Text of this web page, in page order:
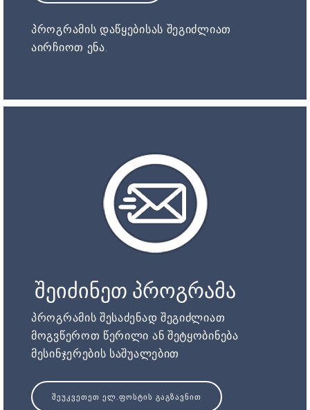
პროგრამის დაწყებისას შეგიძლიათ
აირჩიოთ ენა.
შეიძინეთ პროგრამა
პროგრამის შესაძენად შეგიძლიათ
მოგვწეროთ წერილი ან შეტყობინება
მესინჯერების საშუალებით
ᲨᲔᲣᲙᲕᲔᲗᲔᲗ ᲔᲚ.ᲤᲝᲡᲢᲘᲡ ᲒᲐᲒᲖᲐᲕᲜᲘᲗ